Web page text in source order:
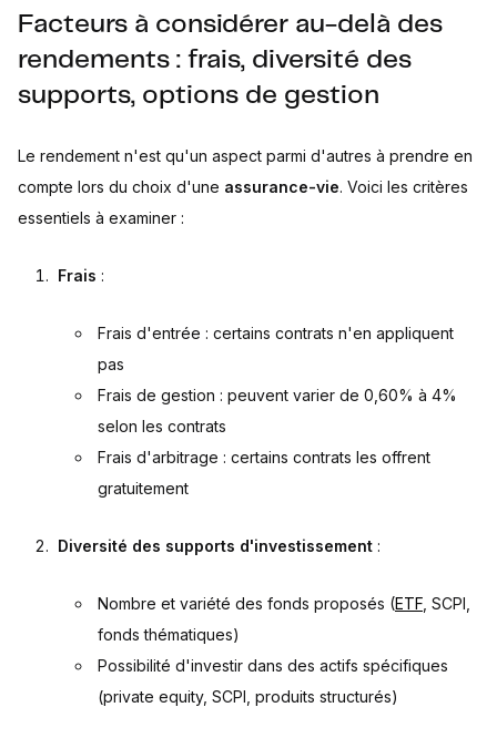
Facteurs à considérer au-delà des
rendements : frais, diversité des
supports, options de gestion
Le rendement n'est qu'un aspect parmi d'autres à prendre en
compte lors du choix d'une assurance-vie. Voici les critères
essentiels à examiner :
Frais :
Frais d'entrée : certains contrats n'en appliquent
pas
Frais de gestion : peuvent varier de 0,60% à 4%
selon les contrats
Frais d'arbitrage : certains contrats les offrent
gratuitement
Diversité des supports d'investissement :
Nombre et variété des fonds proposés (ETF , SCPI,
fonds thématiques)
Possibilité d'investir dans des actifs spécifiques
(private equity, SCPI, produits structurés)